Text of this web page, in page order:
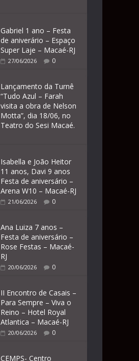
Gabriel 1 ano – Festa
de aniverário – Espaço
Super Laje – Macaé-RJ
27/06/2026 0
Lançamento da Turnê
“Tudo Azul – Farah
visita a obra de Nelson
Motta”, dia 18/06, no
Teatro do Sesi Macaé.
Isabella e João Heitor
11 anos, Davi 9 anos
Festa de aniversário –
Arena W10 – Macaé-RJ
21/06/2026 0
Ana Luiza 7 anos –
Festa de aniversário –
Rose Festas – Macaé-
RJ
20/06/2026 0
II Encontro de Casais –
Para Sempre – Viva o
Reino – Hotel Royal
Atlantica – Macaé-RJ
20/06/2026 0
CEMPS- Centro